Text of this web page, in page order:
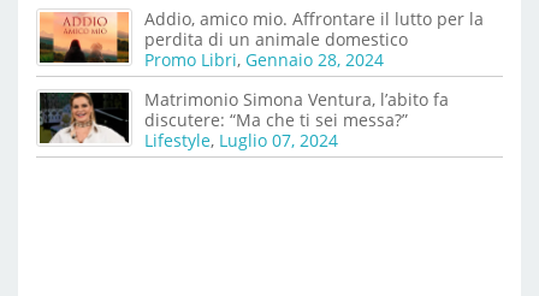
Addio, amico mio. Affrontare il lutto per la
perdita di un animale domestico
Promo Libri, Gennaio 28, 2024
Matrimonio Simona Ventura, l’abito fa
discutere: “Ma che ti sei messa?”
Lifestyle, Luglio 07, 2024